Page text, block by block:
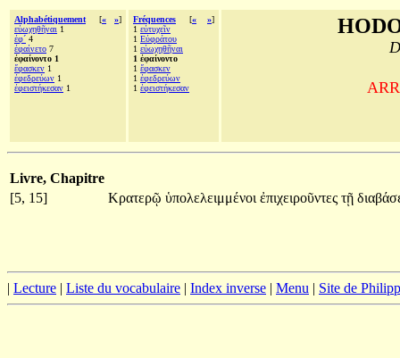
Alphabétiquement [« »]
εὐωχηθῆναι 1
ἐφ´ 4
ἐφαίνετο 7
ἐφαίνοντο 1
ἔφασκεν 1
ἐφεδρεύων 1
ἐφειστήκεσαν 1
Fréquences [« »]
1 εὐτυχεῖν
1 Εὐφράτου
1 εὐωχηθῆναι
1 ἐφαίνοντο
1 ἔφασκεν
1 ἐφεδρεύων
1 ἐφειστήκεσαν
Livre, Chapitre
[5, 15]
Κρατερῷ ὑπολελειμμένοι ἐπιχειροῦντες τῇ
| Lecture | Liste du vocabulaire | Index inverse | Menu | Site de